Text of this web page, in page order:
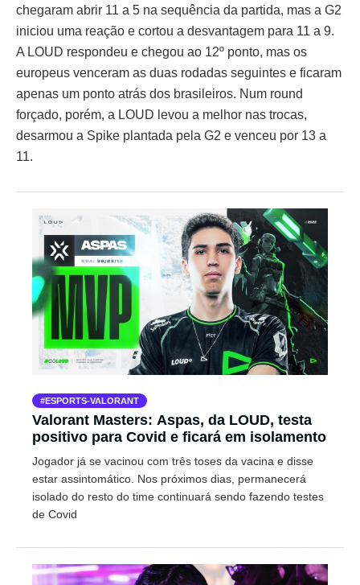
chegaram abrir 11 a 5 na sequência da partida, mas a G2
iniciou uma reação e cortou a desvantagem para 11 a 9.
A LOUD respondeu e chegou ao 12º ponto, mas os
europeus venceram as duas rodadas seguintes e ficaram
apenas um ponto atrás dos brasileiros. Num round
forçado, porém, a LOUD levou a melhor nas trocas,
desarmou a Spike plantada pela G2 e venceu por 13 a
11.
ESPORTS-VALORANT
Valorant Masters: Aspas, da LOUD, testa
positivo para Covid e ficará em isolamento
Jogador já se vacinou com três toses da vacina e disse
estar assintomático. Nos próximos dias, permanecerá
isolado do resto do time continuará sendo fazendo testes
de Covid